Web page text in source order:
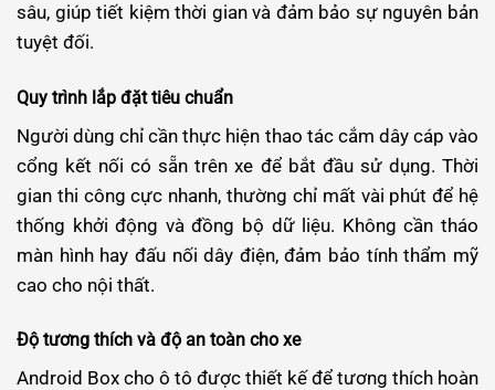
sâu, giúp tiết kiệm thời gian và đảm bảo sự nguyên bản
tuyệt đối.
Quy trình lắp đặt tiêu chuẩn
Người dùng chỉ cần thực hiện thao tác cắm dây cáp vào
cổng kết nối có sẵn trên xe để bắt đầu sử dụng. Thời
gian thi công cực nhanh, thường chỉ mất vài phút để hệ
thống khởi động và đồng bộ dữ liệu. Không cần tháo
màn hình hay đấu nối dây điện, đảm bảo tính thẩm mỹ
cao cho nội thất.
Độ tương thích và độ an toàn cho xe
Android Box cho ô tô được thiết kế để tương thích hoàn